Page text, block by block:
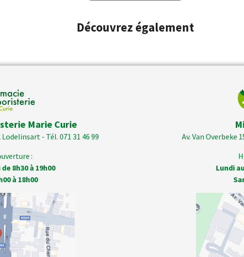
Découvrez également
Marie Curie
- Tél. 071 31 46 99
:
8h30 à 19h00
à 18h00
Av. Van Overbeke
Lundi